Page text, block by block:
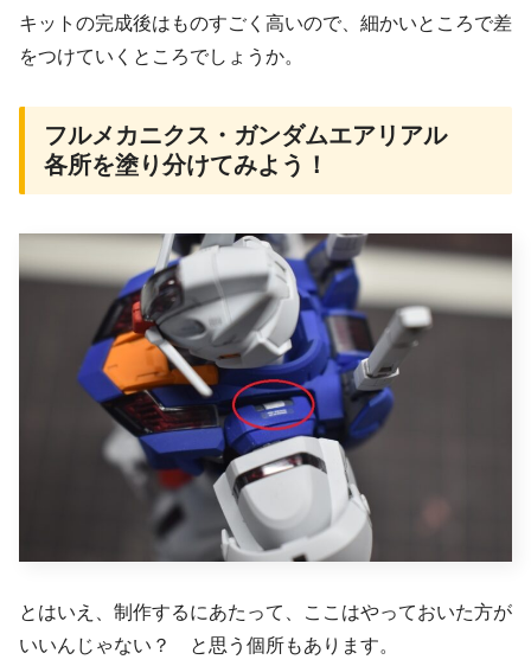
キットの完成後はものすごく高いので、細かいところで差
をつけていくところでしょうか。
フルメカニクス・ガンダムエアリアル
各所を塗り分けてみよう！
とはいえ、制作するにあたって、ここはやっておいた方が
いいんじゃない？ と思う個所もあります。